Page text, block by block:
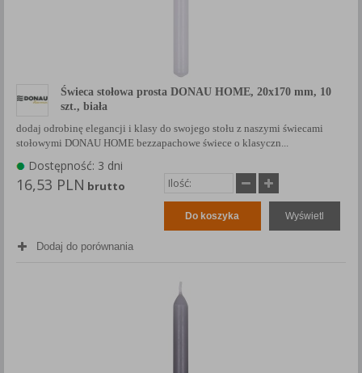
Świeca stołowa prosta DONAU HOME, 20x170 mm, 10
szt., biała
dodaj odrobinę elegancji i klasy do swojego stołu z naszymi świecami
stołowymi DONAU HOME bezzapachowe świece o klasyczn...
Dostępność: 3 dni
16,53 PLN brutto
Do koszyka Wyświetl
Dodaj do porównania